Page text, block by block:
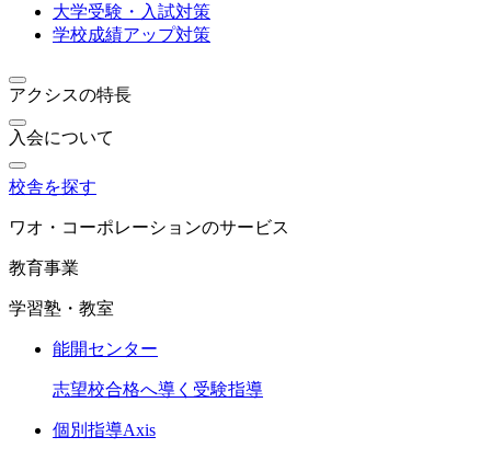
大学受験・入試対策
学校成績アップ対策
アクシスの特長
入会について
校舎を探す
ワオ・コーポレーションのサービス
教育事業
学習塾・教室
能開センター
志望校合格へ導く受験指導
個別指導Axis